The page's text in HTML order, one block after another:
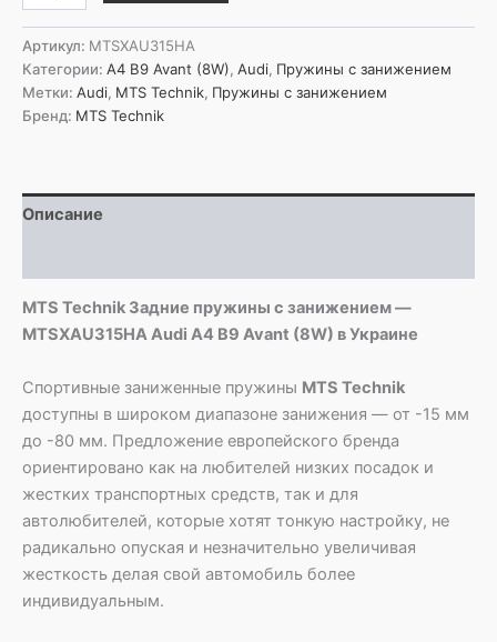
Technik
Задние
пружины
с
занижением
Audi
A4
Артикул: MTSXAU315HA
Категории: A4 B9 Avant (8W), Audi, Пружины с занижением
Метки: Audi, MTS Technik, Пружины с занижением
Бренд: MTS Technik
Описание
MTS Technik Задние пружины с занижением —
MTSXAU315HA Audi A4 B9 Avant (8W) в Украине
Спортивные заниженные пружины MTS Technik
доступны в широком диапазоне занижения — от -15 мм
до -80 мм. Предложение европейского бренда
ориентировано как на любителей низких посадок и
жестких транспортных средств, так и для
автолюбителей, которые хотят тонкую настройку, не
радикально опуская и незначительно увеличивая
жесткость делая свой автомобиль более
индивидуальным.